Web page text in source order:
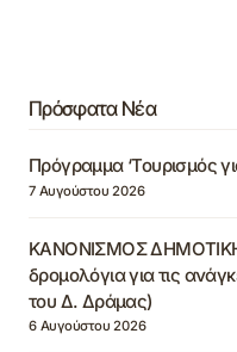
Πρόσφατα Νέα
Πρόγραμμα ‘Τουρισμός
7 Αυγούστου 2026
ΚΑΝΟΝΙΣΜΟΣ
δρομολόγια για τις
του Δ. Δράμας)
6 Αυγούστου 2026